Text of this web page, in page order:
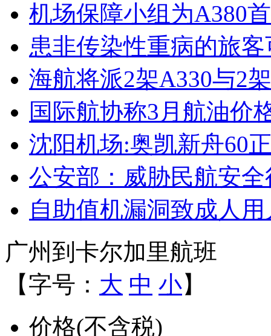
机场保障小组为A380
患非传染性重病的旅
海航将派2架A330与2
国际航协称3月航油价
沈阳机场:奥凯新舟60
公安部：威胁民航安
自助值机漏洞致成人
广州到卡尔加里航班
【字号： 大 中 小】
价格(不含税)